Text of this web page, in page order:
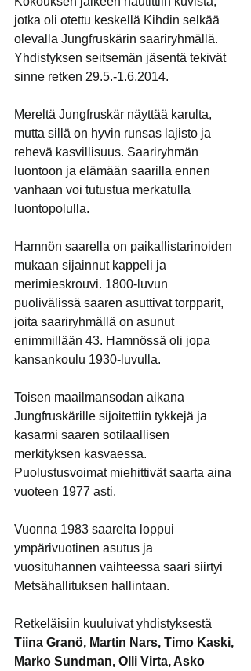
jotka oli otettu keskellä Kihdin selkää
olevalla Jungfruskärin saariryhmällä.
Yhdistyksen seitsemän jäsentä tekivät
sinne retken 29.5.-1.6.2014.
Mereltä Jungfruskär näyttää karulta,
mutta sillä on hyvin runsas lajisto ja
rehevä kasvillisuus. Saariryhmän
luontoon ja elämään saarilla ennen
vanhaan voi tutustua merkatulla
luontopolulla.
Hamnön saarella on paikallistarinoiden
mukaan sijainnut kappeli ja
merimieskrouvi. 1800-luvun
puolivälissä saaren asuttivat torpparit,
joita saariryhmällä on asunut
enimmillään 43. Hamnössä oli jopa
kansankoulu 1930-luvulla.
Toisen maailmansodan aikana
Jungfruskärille sijoitettiin tykkejä ja
kasarmi saaren sotilaallisen
merkityksen kasvaessa.
Puolustusvoimat miehittivät saarta aina
vuoteen 1977 asti.
Vuonna 1983 saarelta loppui
ympärivuotinen asutus ja
vuosituhannen vaihteessa saari siirtyi
Metsähallituksen hallintaan.
Retkeläisiin kuuluivat yhdistyksestä
Tiina Granö, Martin Nars, Timo Kaski,
Marko Sundman, Olli Virta, Asko